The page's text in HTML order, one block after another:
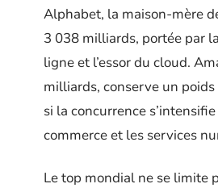
Alphabet, la maison-mère
3 038 milliards, portée par
ligne et l’essor du cloud.
milliards, conserve un
si la concurrence
commerce et les services
Le top mondial ne se limite